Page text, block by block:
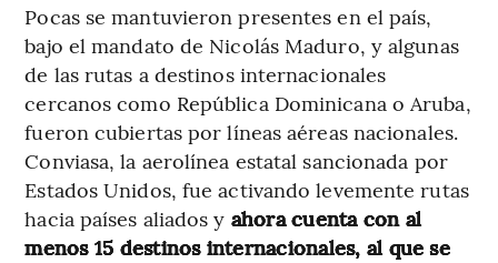
Pocas se mantuvieron presentes en el país,
bajo el mandato de Nicolás Maduro, y algunas
de las rutas a destinos internacionales
cercanos como República Dominicana o Aruba,
fueron cubiertas por líneas aéreas nacionales.
Conviasa, la aerolínea estatal sancionada por
Estados Unidos, fue activando levemente rutas
hacia países aliados y ahora cuenta con al
menos 15 destinos internacionales, al que se